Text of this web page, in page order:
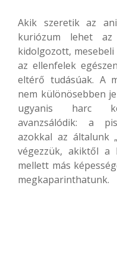
Akik szeretik az
kuriózum lehet az
kidolgozott,
az ellenfelek
eltérő tudásúak. A
nem különösebben
ugyanis harc
avanzsálódik: a
azokkal az általunk
végezzük, akiktől a
mellett más
megkaparinthatunk.